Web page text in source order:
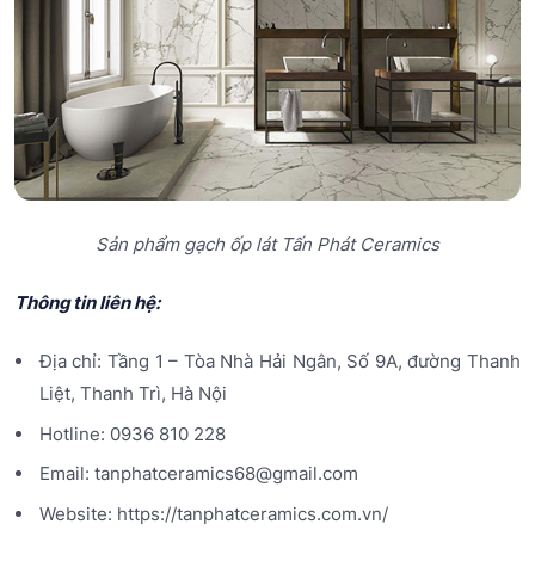
Sản phẩm gạch ốp lát Tấn Phát Ceramics
Thông tin liên hệ:
Địa chỉ: Tầng 1 – Tòa Nhà Hải Ngân, Số 9A, đường Thanh
Liệt, Thanh Trì, Hà Nội
Hotline: 0936 810 228
Email: tanphatceramics68@gmail.com
Website: https://tanphatceramics.com.vn/